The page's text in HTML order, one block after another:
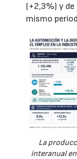
(+2,3%) y
mismo
La
interanual